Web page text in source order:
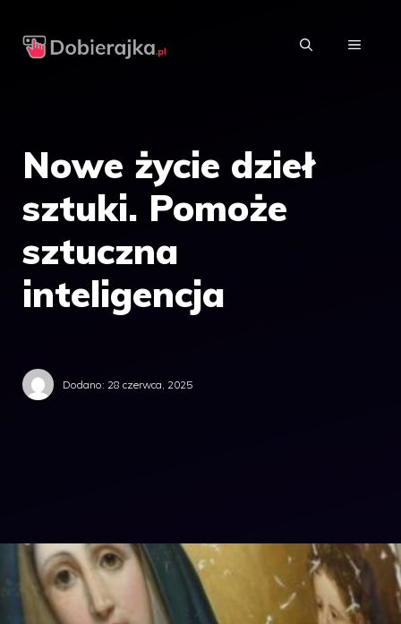
MENU
Nowe życie dzieł
sztuki. Pomoże
sztuczna
inteligencja
Dodano: 28 czerwca, 2025